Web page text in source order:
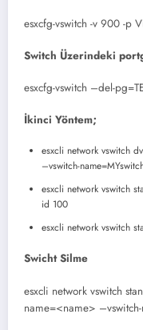
esxcfg-vswitch -v 900 -p
Switch Üzerindeki
esxcfg-vswitch –del-
İkinci Yöntem;
esxcli network vswitch
–vswitch-
esxcli network vswitch
id 100
esxcli network vswitch
Swicht Silme
esxcli network vswitch
name=<name> –vswitch-